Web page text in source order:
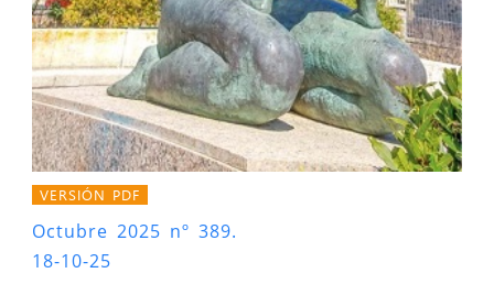
VERSIÓN PDF
Octubre 2025 nº 389.
18-10-25